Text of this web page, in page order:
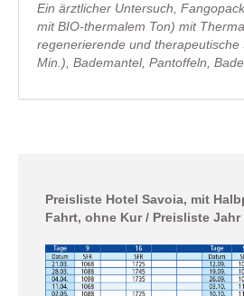
Ein ärztlicher Untersuch,
mit BIO-thermalem Ton) mit
regenerierende und therapeutische
Min.), Bademantel, Pantoffeln,
Preisliste Hotel Savoia, mit
Fahrt, ohne Kur / Preisliste Jahr